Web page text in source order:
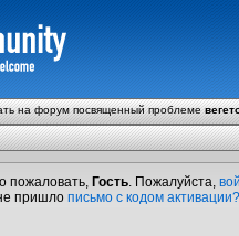
на форум посвященный проблеме
пожаловать, Гость. Пожалуйста,
пришло письмо с кодом активации?